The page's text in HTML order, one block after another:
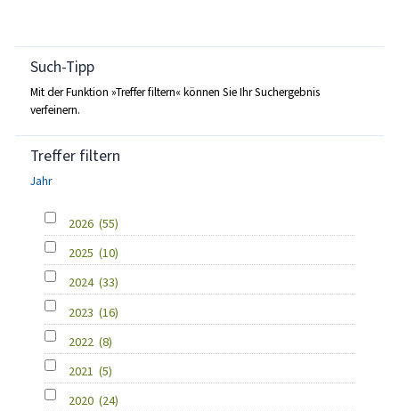
Such-Tipp
Mit der Funktion »Treffer filtern« können Sie Ihr Suchergebnis
verfeinern.
Treffer filtern
Jahr
2026 (55)
2025 (10)
2024 (33)
2023 (16)
2022 (8)
2021 (5)
2020 (24)